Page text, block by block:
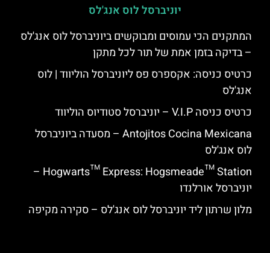
יוניברסל לוס אנג'לס
המתקנים הכי עמוסים ומבוקשים ביוניברסל לוס אנג'לס
– בדיקה בזמן אמת של תור לכל מתקן
כרטיס כניסה: אקספרס פס ליוניברסל הוליווד | לוס
אנג'לס
כרטיס כניסה V.I.P – יוניברסל סטודיוס הוליווד
Antojitos Cocina Mexicana – מסעדה ביוניברסל
לוס אנג'לס
Hogwarts™ Express: Hogsmeade™ Station –
יוניברסל אורלנדו
מלון שרתון ליד יוניברסל לוס אנג'לס – סקירה מקיפה